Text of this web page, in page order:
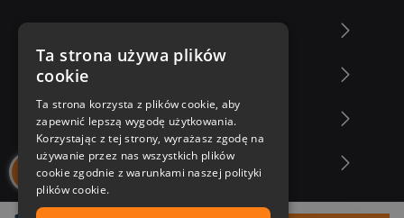
Zakupy u nas
Nasza oferta
Nasi autorzy
Ta strona używa plików
cookie
Ta strona korzysta z plików cookie, aby
zapewnić lepszą wygodę użytkowania.
Korzystając z tej strony, wyrażasz zgodę na
używanie przez nas wszystkich plików
cookie zgodnie z warunkami naszej polityki
plików cookie.